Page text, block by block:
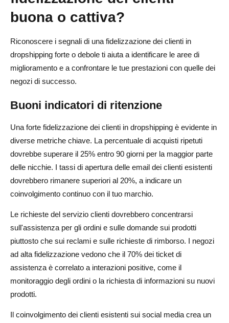
buona o cattiva?
Riconoscere i segnali di una fidelizzazione dei clienti in
dropshipping forte o debole ti aiuta a identificare le aree di
miglioramento e a confrontare le tue prestazioni con quelle dei
negozi di successo.
Buoni indicatori di ritenzione
Una forte fidelizzazione dei clienti in dropshipping è evidente in
diverse metriche chiave. La percentuale di acquisti ripetuti
dovrebbe superare il 25% entro 90 giorni per la maggior parte
delle nicchie. I tassi di apertura delle email dei clienti esistenti
dovrebbero rimanere superiori al 20%, a indicare un
coinvolgimento continuo con il tuo marchio.
Le richieste del servizio clienti dovrebbero concentrarsi
sull'assistenza per gli ordini e sulle domande sui prodotti
piuttosto che sui reclami e sulle richieste di rimborso. I negozi
ad alta fidelizzazione vedono che il 70% dei ticket di
assistenza è correlato a interazioni positive, come il
monitoraggio degli ordini o la richiesta di informazioni su nuovi
prodotti.
Il coinvolgimento dei clienti esistenti sui social media crea un